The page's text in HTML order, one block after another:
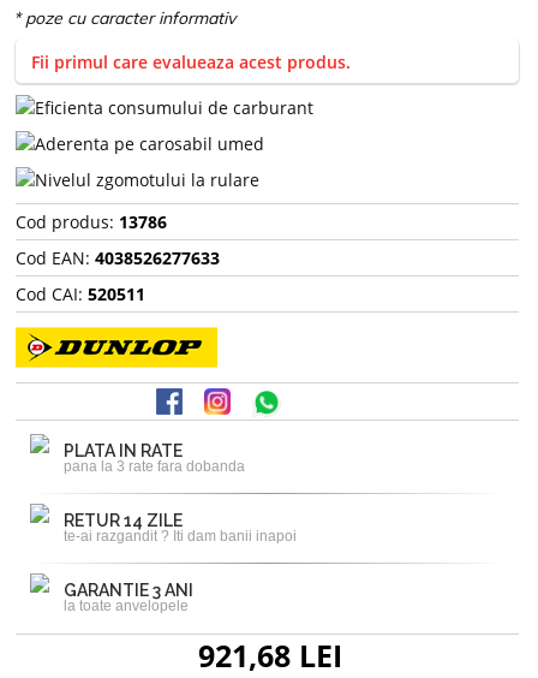
Fii primul care evalueaza acest produs.
Cod produs: 13786
Cod EAN: 4038526277633
Cod CAI: 520511
PLATA IN RATE
pana la 3 rate fara dobanda
RETUR 14 ZILE
te-ai razgandit ? Iti dam banii inapoi
GARANTIE 3 ANI
la toate anvelopele
921,68 LEI